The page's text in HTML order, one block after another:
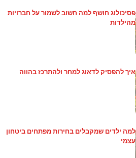
פסיכולוג חושף למה חשוב לשמור על חברויות
מהילדות
איך להפסיק לדאוג למחר ולהתרכז בהווה
למה ילדים שמקבלים בחירות מפתחים ביטחון
עצמי